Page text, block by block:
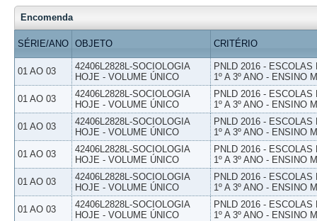
Encomenda
SÉRIE/ANO OBJETO CRITÉRIO
01 AO 03
42406L2828L-SOCIOLOGIA
HOJE - VOLUME ÚNICO
PNLD 2016 -
1º A 3º ANO - ENSINO
01 AO 03
42406L2828L-SOCIOLOGIA
HOJE - VOLUME ÚNICO
PNLD 2016 -
1º A 3º ANO - ENSINO
01 AO 03
42406L2828L-SOCIOLOGIA
HOJE - VOLUME ÚNICO
PNLD 2016 -
1º A 3º ANO - ENSINO
01 AO 03
42406L2828L-SOCIOLOGIA
HOJE - VOLUME ÚNICO
PNLD 2016 -
1º A 3º ANO - ENSINO
01 AO 03
42406L2828L-SOCIOLOGIA
HOJE - VOLUME ÚNICO
PNLD 2016 -
1º A 3º ANO - ENSINO
01 AO 03
42406L2828L-SOCIOLOGIA
HOJE - VOLUME ÚNICO
PNLD 2016 -
1º A 3º ANO - ENSINO